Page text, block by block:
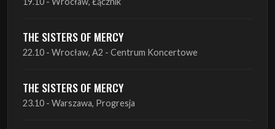
THE SISTERS OF MERCY
22.10 - Wrocław, A2 - Centrum Koncertowe
THE SISTERS OF MERCY
23.10 - Warszawa, Progresja